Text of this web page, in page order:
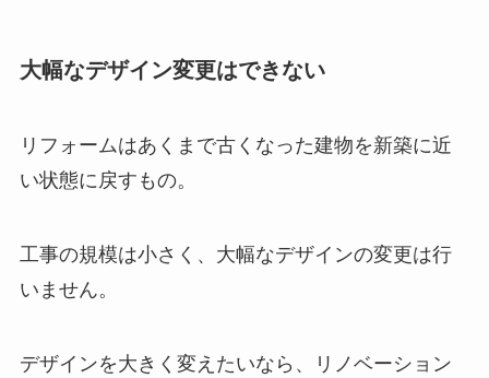
大幅なデザイン変更はできない
リフォームはあくまで古くなった建物を新築に近
い状態に戻すもの。
工事の規模は小さく、大幅なデザインの変更は行
いません。
デザインを大きく変えたいなら、リノベーション